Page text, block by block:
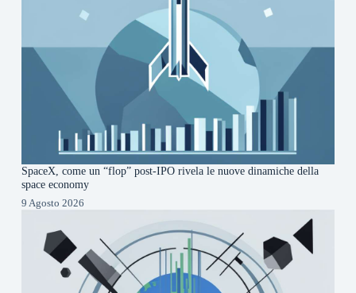
SpaceX, come un “flop” post-IPO rivela le nuove dinamiche della
space economy
9 Agosto 2026